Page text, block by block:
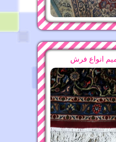
میرداماد ۲۲۴۷۵۶۳۷
13-11-1396
صادقیه ۴۴۲۷۳۸۲۷
09-11-1396
محمودیه
15-11-1396
محدوده سمیه ۸۸۲۱۶۰۷۵
فرشته ۲۲۴۷۵۶۳۷
انواع فرش